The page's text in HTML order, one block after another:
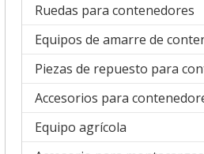
Ruedas para contenedores
Equipo agrícola